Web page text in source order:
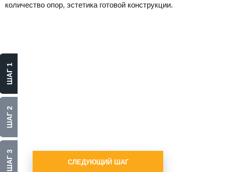
количество опор, эстетика готовой конструкции.
ШАГ 3
ШАГ 2
ШАГ 1
СЛЕДУЮЩИЙ ШАГ